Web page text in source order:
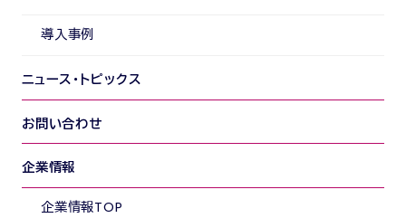
導入事例
ニュース・トピックス
お問い合わせ
企業情報
企業情報TOP